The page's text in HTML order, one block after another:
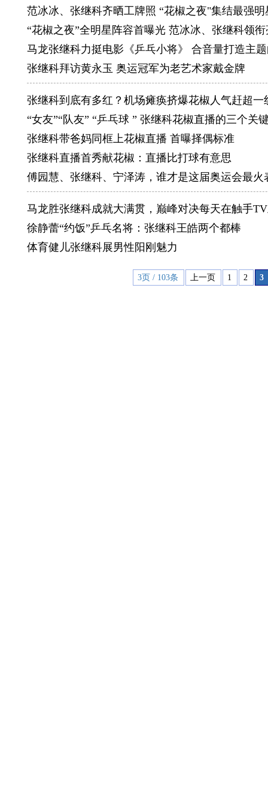
马琳获得
单方面最
2012年
世锦赛、
（445天
地跑到场
2013年2
男双组合
日，在巴
2014年
2016年
里约奥运
范冰冰、张继科齐晒工牌照 “花椒之夜"集结最强明
“花椒之夜”全明星阵容首曝光 范冰冰、张继科领
马龙张继科力挺电影《乒乓小将》 合音量打造主
张继科拜访黄永玉 奥运冠军为老艺术家戴金牌
张继科到底有多红？机场瘫痪挤爆花椒人气赶超一
“女友”“队友” “乒乓球 ” 张继科花椒直播的三个关
张继科带爸妈同框上花椒直播 首曝择偶标准
张继科直播首秀献花椒：直播比打球有意思
傅园慧、张继科、宁泽涛，谁才是这届奥运会最火
马龙胜张继科成就大满贯，巅峰对决每天在触手
徐静蕾“约饭”乒乓名将：张继科王皓两个都棒
体育健儿张继科展男性阳刚魅力
3页 / 103条 上一页 1 2 3